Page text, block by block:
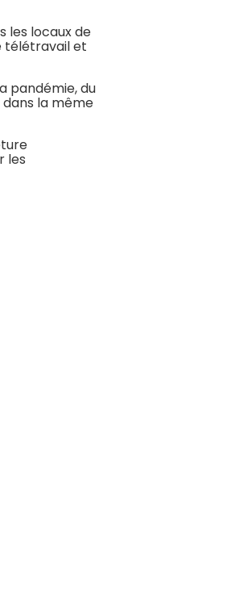
les locaux de
télétravail et
pandémie, du
la même
les